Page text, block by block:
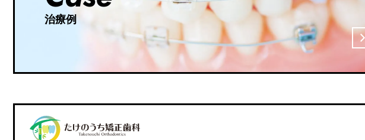
Googleを含む第三者配信事業者によりインターネット
治療例